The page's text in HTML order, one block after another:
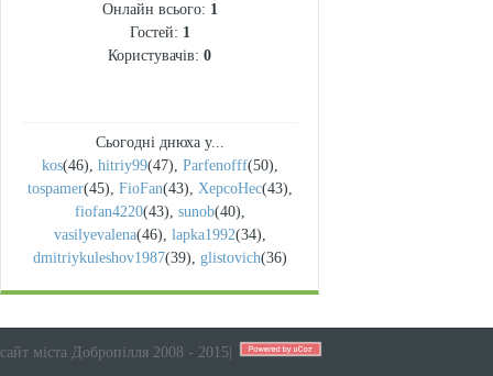
Онлайн всього: 1
Гостей: 1
Користувачів: 0
Сьогодні днюха у...
kos(46), hitriy99(47), Parfenofff(50),
tospamer(45), FioFan(43), XepcoHec(43),
fiofan4220(43), sunob(40),
vasilyevalena(46), lapka1992(34),
dmitriykuleshov1987(39), glistovich(36)
сайт міста Добропілля 2008 - 2015